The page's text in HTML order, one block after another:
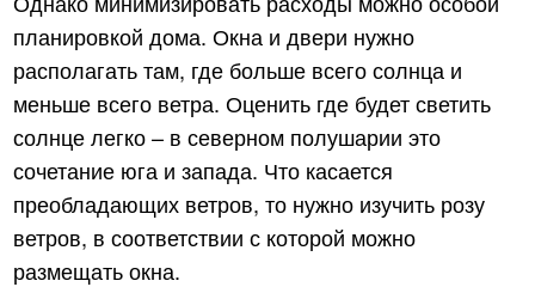
планировкой дома. Окна и двери нужно
располагать там, где больше всего солнца и
меньше всего ветра. Оценить где будет светить
солнце легко – в северном полушарии это
сочетание юга и запада. Что касается
преобладающих ветров, то нужно изучить розу
ветров, в соответствии с которой можно
размещать окна.